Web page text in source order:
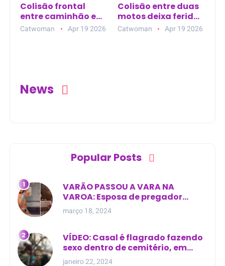
Colisão frontal
entre caminhão e
SUV deixa três
mortos na BR-101
Catwoman Apr 19 2026
Colisão entre duas
motos deixa feridos
na avenida
principal de Nova
Catwoman Apr 19 2026
News
Popular Posts
VARÃO PASSOU A VARA NA
VAROA: Esposa de pregador
evangélico descobre
relacionamento extra-conjugal
março 18, 2024
VÍDEO: Casal é flagrado fazendo
sexo dentro de cemitério, em
cima de túmulo no Maranhão
janeiro 22, 2024